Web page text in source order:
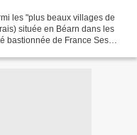
les "plus beaux villages de
située en Béarn dans les
bastionnée de France Ses